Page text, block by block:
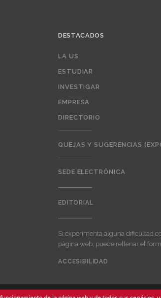
DESTACADOS
LA US
ESTUDIAR
INVESTIGAR
EMPRESA
DIRECTORIO
QUEJAS Y SUGERENCIAS
SEDE ELECTRÓNICA
EDITORIAL
Si experimenta alguna dificultad
página web, puede rellenar el
menu
ACCESIBILIDAD